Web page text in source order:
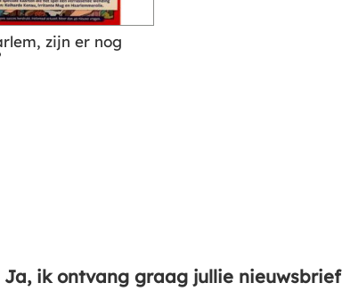
zijn er nog
Ja, ik ontvang graag jullie nieuwsbrief